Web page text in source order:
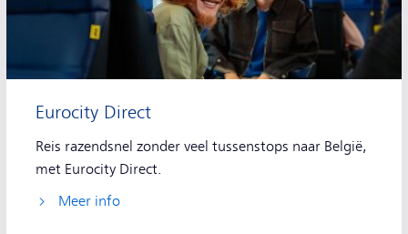
Eurocity Direct
Reis razendsnel zonder veel tussenstops naar België,
met Eurocity Direct.
Meer info